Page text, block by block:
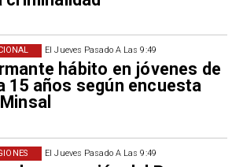
El Jueves Pasado A Las 9:49
hábito en jóvenes de
15 años según encuesta
El Jueves Pasado A Las 9:49